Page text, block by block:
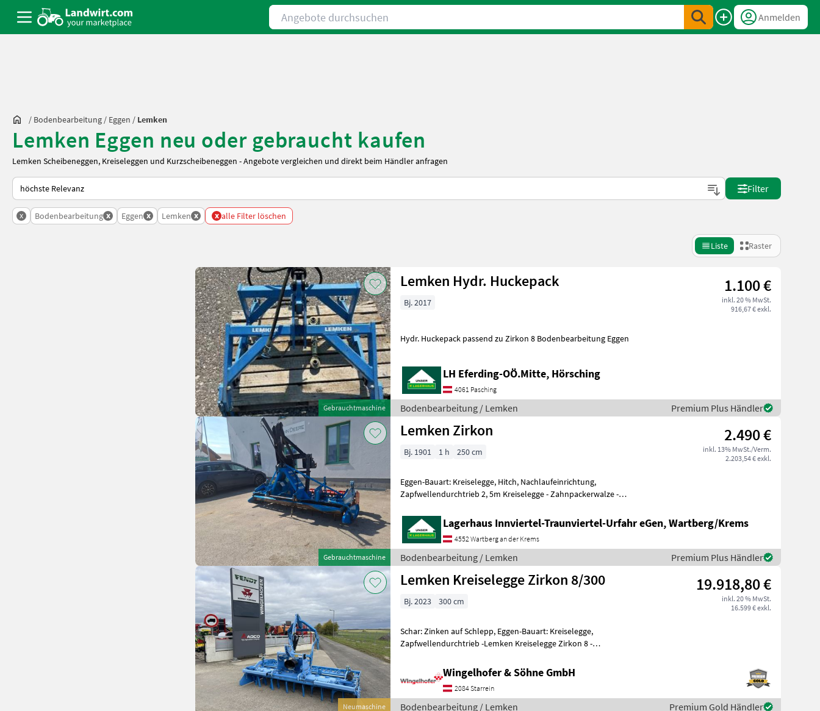
Angebote durchsuchen
Anmelden
/ Bodenbearbeitung / Eggen / Lemken
Lemken Eggen neu oder gebraucht kaufen
Lemken Scheibeneggen, Kreiseleggen und Kurzscheibeneggen - Angebote vergleichen und direkt beim Händler anfragen
So wird auf Landwirt.com sortiert
Filter
x Bodenbearbeitung x Eggen x Lemken x x alle Filter löschen
Liste Raster
Gebrauchtmaschine
Lemken Hydr. Huckepack 1.100 €
inkl. 20 % MwSt.
916,67 € exkl.
Bj. 2017
Hydr. Huckepack passend zu Zirkon 8 Bodenbearbeitung Eggen
LH Eferding-OÖ.Mitte, Hörsching
4061 Pasching
Bodenbearbeitung / Lemken Premium Plus Händler
Gebrauchtmaschine
Lemken Zirkon 2.490 €
inkl. 13% MwSt./Verm.
2.203,54 € exkl.
Bj. 1901 1 h 250 cm
Eggen-Bauart: Kreiselegge, Hitch, Nachlaufeinrichtung,
Zapfwellendurchtrieb 2, 5m Kreiselegge - Zahnpackerwalze -
Lagerhaus Innviertel-Traunviertel-Urfahr eGen, Wartberg/Krems
4552 Wartberg an der Krems
Bodenbearbeitung / Lemken Premium Plus Händler
Neumaschine
Lemken Kreiselegge Zirkon 8/300 19.918,80 €
inkl. 20 % MwSt.
16.599 € exkl.
Bj. 2023 300 cm
Schar: Zinken auf Schlepp, Eggen-Bauart: Kreiselegge,
Zapfwellendurchtrieb -Lemken Kreiselegge Zirkon 8 -
Wingelhofer & Söhne GmbH
2084 Starrein
Bodenbearbeitung / Lemken Premium Gold Händler